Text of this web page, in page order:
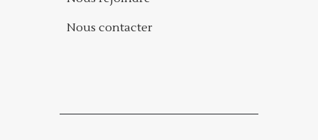
Nous contacter